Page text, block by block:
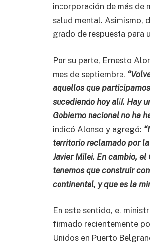
incorporación de más de
salud mental. Asimismo,
grado de respuesta para
Por su parte, Ernesto
mes de septiembre.
aquellos que
sucediendo hoy allí. Hay
Gobierno nacional no ha
indicó Alonso y agregó:
territorio reclamado por
Javier Milei. En cambio,
tenemos que construir
continental, y que es la
En este sentido, el
firmado recientemente
Unidos en Puerto